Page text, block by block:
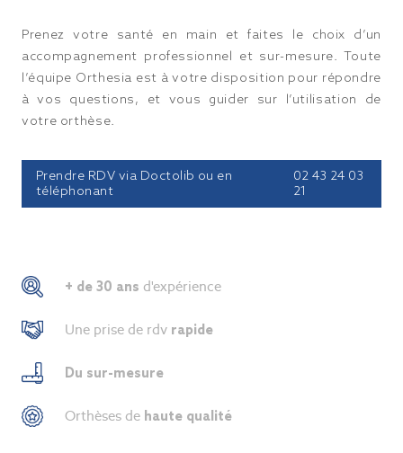
Prenez votre santé en main et faites le choix d’un
accompagnement professionnel et sur-mesure. Toute
l’équipe Orthesia est à votre disposition pour répondre
à vos questions, et vous guider sur l’utilisation de
votre orthèse.
Prendre RDV via Doctolib ou en
téléphonant
02 43 24 03
21
+ de 30 ans d'expérience
Une prise de rdv rapide
Du sur-mesure
Orthèses de haute qualité